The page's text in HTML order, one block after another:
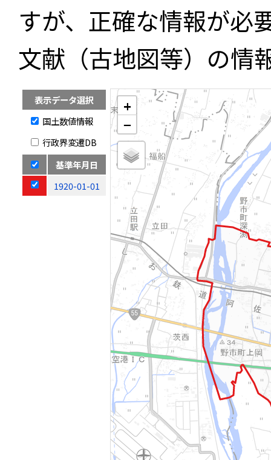
すが、正確な情報が必
文献（古地図等）の情
表示データ選択
国土数値情報
行政界変遷DB
基準年月日
1920-01-01
+
−